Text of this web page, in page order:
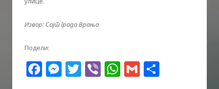
Извор: Сајт града Врања
Подели:
Facebook
Messenger
Twitter
ViberWhatsApp
Gmail